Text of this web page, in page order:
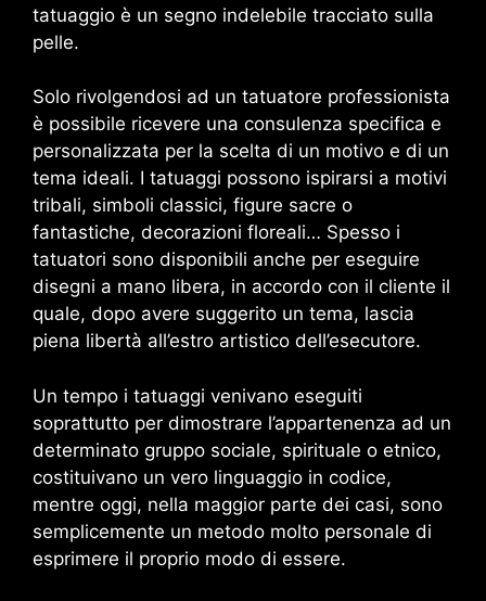
tatuaggio è un segno indelebile tracciato sulla
pelle.
Solo rivolgendosi ad un tatuatore professionista
è possibile ricevere una consulenza specifica e
personalizzata per la scelta di un motivo e di un
tema ideali. I tatuaggi possono ispirarsi a motivi
tribali, simboli classici, figure sacre o
fantastiche, decorazioni floreali… Spesso i
tatuatori sono disponibili anche per eseguire
disegni a mano libera, in accordo con il cliente il
quale, dopo avere suggerito un tema, lascia
piena libertà all’estro artistico dell’esecutore.
Un tempo i tatuaggi venivano eseguiti
soprattutto per dimostrare l’appartenenza ad un
determinato gruppo sociale, spirituale o etnico,
costituivano un vero linguaggio in codice,
mentre oggi, nella maggior parte dei casi, sono
semplicemente un metodo molto personale di
esprimere il proprio modo di essere.